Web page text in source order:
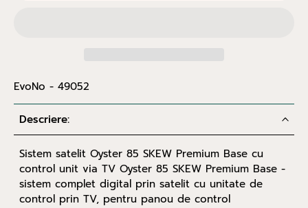
EvoNo - 49052
Descriere:
Sistem satelit Oyster 85 SKEW Premium Base cu
control unit via TV Oyster 85 SKEW Premium Base -
sistem complet digital prin satelit cu unitate de
control prin TV, pentru panou de control